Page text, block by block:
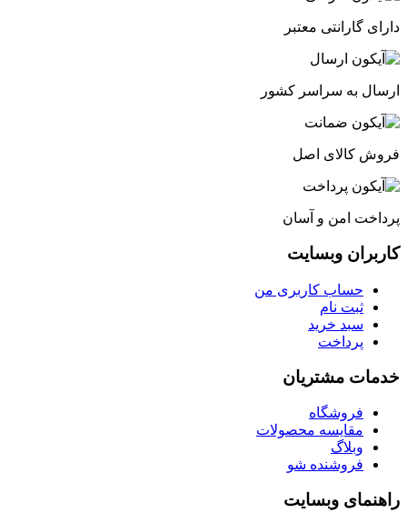
دارای گارانتی معتبر
ارسال به سراسر کشور
فروش کالای اصل
پرداخت امن و آسان
کاربران وبسایت
حساب کاربری من
ثبت نام
سبد خرید
پرداخت
خدمات مشتریان
فروشگاه
مقایسه محصولات
وبلاگ
فروشنده شو
راهنمای وبسایت